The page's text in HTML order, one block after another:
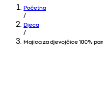
Početna
/
Djeca
/
Majica za djevojčice 100%